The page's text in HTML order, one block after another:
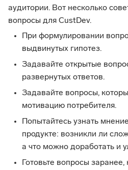
аудитории. Вот несколько
вопросы для CustDev.
При формулировании
выдвинутых гипотез.
Задавайте открытые
развернутых ответов.
Задавайте вопросы,
мотивацию потребителя.
Попытайтесь узнать
продукте: возникли ли
а что можно доработать и
Готовьте вопросы заранее,